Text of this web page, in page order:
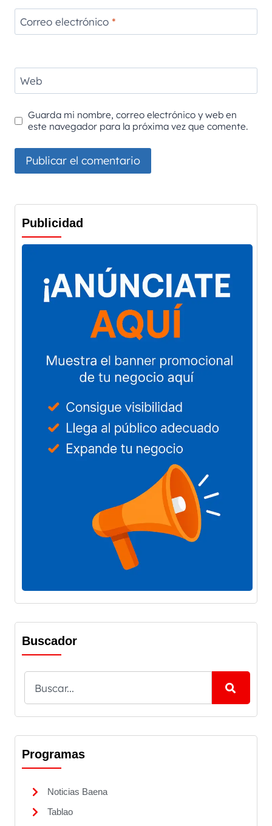
Correo electrónico *
Web
Guarda mi nombre, correo electrónico y web en
este navegador para la próxima vez que comente.
Publicidad
Buscador
Programas
Noticias Baena
Tablao